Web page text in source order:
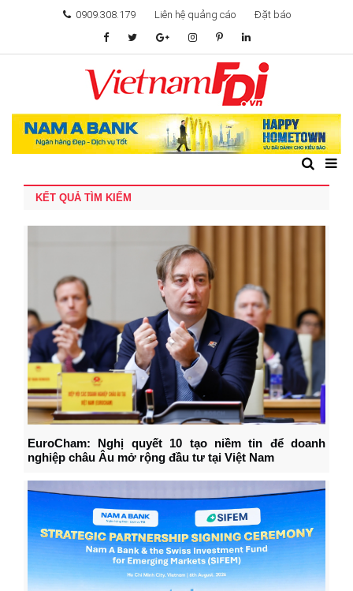
0909.308.179 Liên hệ quảng cáo Đặt báo
TÂM ĐIỂM ĐẦU TƯ
TÀI CHÍNH
KẾT QUẢ TÌM KIẾM
EuroCham: Nghị quyết 10 tạo niềm tin để doanh
nghiệp châu Âu mở rộng đầu tư tại Việt Nam